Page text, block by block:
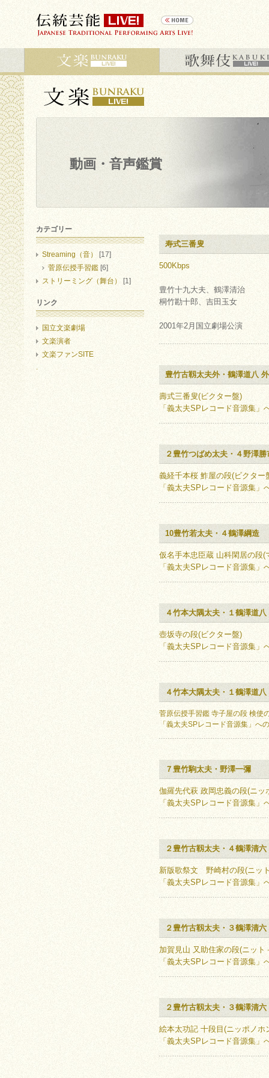
動画・音声鑑賞
寿式三番叟
500Kbps
豊竹十九大夫、鶴澤清治
桐竹勘十郎、吉田玉女
2001年2月国立劇場公演
豊竹古靱太夫外・鶴澤道八 外
壽式三番叟(ビクター盤)
「義太夫SPレコード音源集」
２豊竹つばめ太夫・４野澤勝
義経千本桜 鮓屋の段(ビクター
「義太夫SPレコード音源集」
10豊竹若太夫・４鶴澤綱造
仮名手本忠臣蔵 山科閑居の段(
「義太夫SPレコード音源集」
４竹本大隅太夫・１鶴澤道八
壺坂寺の段(ビクター盤)
「義太夫SPレコード音源集」
４竹本大隅太夫・１鶴澤道八
菅原伝授手習鑑 寺子屋の段 検使
「義太夫SPレコード音源集」へ
７豊竹駒太夫・野澤一彌
伽羅先代萩 政岡忠義の段(ニッ
「義太夫SPレコード音源集」
２豊竹古靱太夫・４鶴澤清六
新版歌祭文 野崎村の段(ニッ
「義太夫SPレコード音源集」
２豊竹古靱太夫・３鶴澤清六
加賀見山 又助住家の段(ニット
「義太夫SPレコード音源集」
２豊竹古靱太夫・３鶴澤清六
絵本太功記 十段目(ニッポノホ
「義太夫SPレコード音源集」
カテゴリー
Streaming（音）
[17]
菅原伝授手習鑑 [6]
ストリーミング（舞台）
[1]
リンク
国立文楽劇場
文楽演者
文楽ファンSITE
.